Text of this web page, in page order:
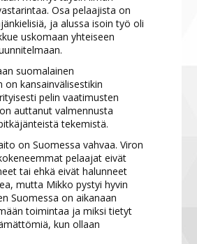
Osa pelaajista on
ja alussa isoin työ oli
uskomaan yhteiseen
suomalainen
on kansainvälisestikin
pelin vaatimusten
auttanut valmennusta
tekemistä.
on Suomessa vahvaa. Viron
pelaajat eivät
tai ehkä eivät halunneet
mutta Mikko pystyi hyvin
Suomessa on aikanaan
toimintaa ja miksi tietyt
kun ollaan